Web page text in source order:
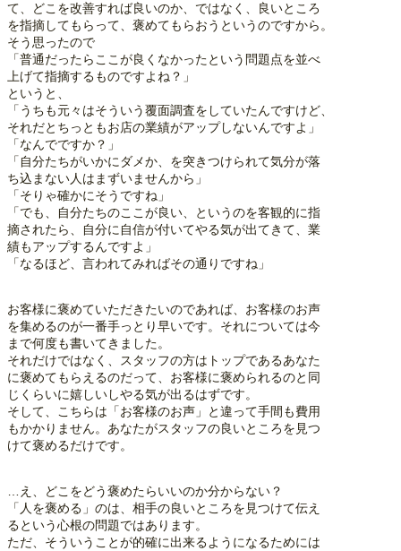
て、どこを改善すれば良いのか、ではなく、良いところ
を指摘してもらって、褒めてもらおうというのですから。
そう思ったので
「普通だったらここが良くなかったという問題点を並べ
上げて指摘するものですよね？」
というと、
「うちも元々はそういう覆面調査をしていたんですけど、
それだとちっともお店の業績がアップしないんですよ」
「なんでですか？」
「自分たちがいかにダメか、を突きつけられて気分が落
ち込まない人はまずいませんから」
「そりゃ確かにそうですね」
「でも、自分たちのここが良い、というのを客観的に指
摘されたら、自分に自信が付いてやる気が出てきて、業
績もアップするんですよ」
「なるほど、言われてみればその通りですね」
お客様に褒めていただきたいのであれば、お客様のお声
を集めるのが一番手っとり早いです。それについては今
まで何度も書いてきました。
それだけではなく、スタッフの方はトップであるあなた
に褒めてもらえるのだって、お客様に褒められるのと同
じくらいに嬉しいしやる気が出るはずです。
そして、こちらは「お客様のお声」と違って手間も費用
もかかりません。あなたがスタッフの良いところを見つ
けて褒めるだけです。
…え、どこをどう褒めたらいいのか分からない？
「人を褒める」のは、相手の良いところを見つけて伝え
るという心根の問題ではあります。
ただ、そういうことが的確に出来るようになるためには